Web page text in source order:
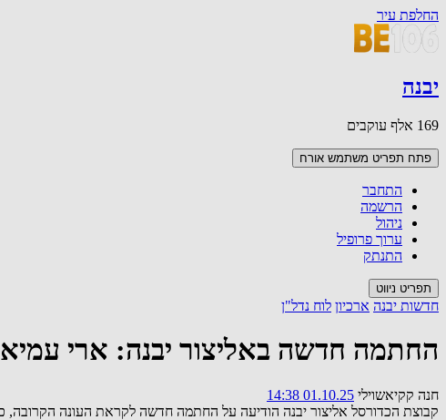
החלפת עיר
יבנה
169 אלף עוקבים
פתח תפריט משתמש אורח
התחבר
הרשמה
ניהול
ערוך פרופיל
התנתק
תפריט ניווט
חדשות יבנה ארכיון לוח נדל"ן
החתמה חדשה באליצור יבנה: ארי
חנה קקיאשוילי 01.10.25 14:38
קבוצת הכדורסל אליצור יבנה הודיעה על החתמה חדשה לקראת העונה הקרובה, כשהיא מצרפת לשורותיה את ארי עמיאל בן ה-17,